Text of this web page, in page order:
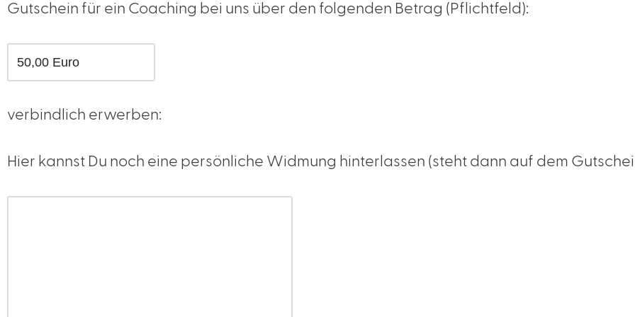
Gutschein für ein Coaching bei uns über den folgenden Betrag (Pflichtfeld):
verbindlich erwerben:
Hier kannst Du noch eine persönliche Widmung hinterlassen (steht dann auf dem